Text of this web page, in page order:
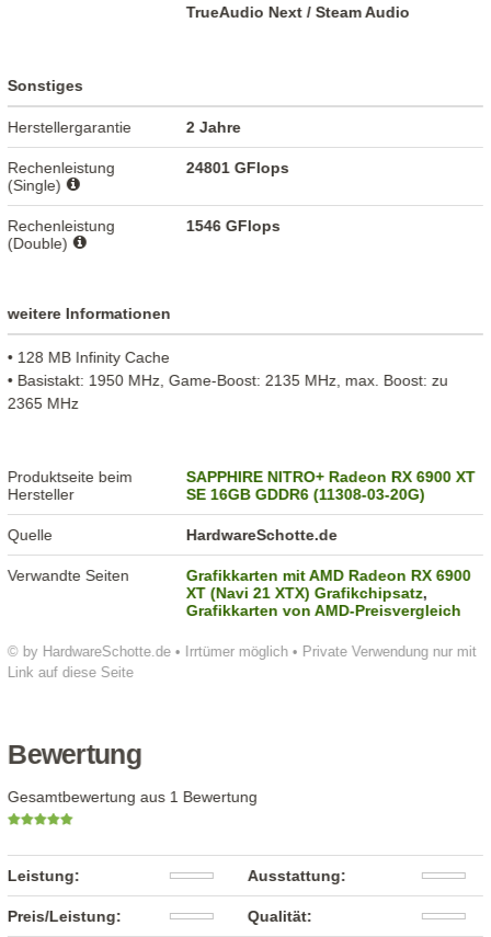
© by HardwareSchotte.de • Irrtümer möglich • Private Verwendung nur mit
Link auf diese Seite
TrueAudio Next / Steam Audio
Sonstiges
Herstellergarantie 2 Jahre
Rechenleistung
(Single)
24801 GFlops
Rechenleistung
(Double)
1546 GFlops
weitere Informationen
• 128 MB Infinity Cache
• Basistakt: 1950 MHz, Game-Boost: 2135 MHz, max. Boost: zu
2365 MHz
Produktseite beim
Hersteller
SAPPHIRE NITRO+ Radeon RX 6900 XT
SE 16GB GDDR6 (11308-03-20G)
Quelle HardwareSchotte.de
Verwandte Seiten
Grafikkarten mit AMD Radeon RX 6900
XT (Navi 21 XTX) Grafikchipsatz,
Grafikkarten von AMD-Preisvergleich
Bewertung
Gesamtbewertung aus 1 Bewertung
Leistung: Ausstattung:
Preis/Leistung: Qualität: